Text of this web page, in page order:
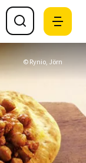
© Rynio, Jörn